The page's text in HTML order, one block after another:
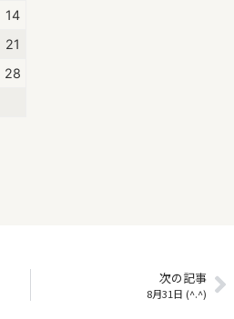
14
21
28
次の記事
8月31日 (^.^)